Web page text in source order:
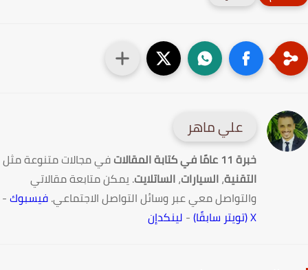
علي ماهر
خبرة 11 عامًا في كتابة المقالات
في مجالات متنوعة مثل
التقنية،السيارات،الساتلايت. يمكن متابعة مقالاتي
والتواصل معي عبر وسائل التواصل الاجتماعي.فيسبوك-
-لينكدإن